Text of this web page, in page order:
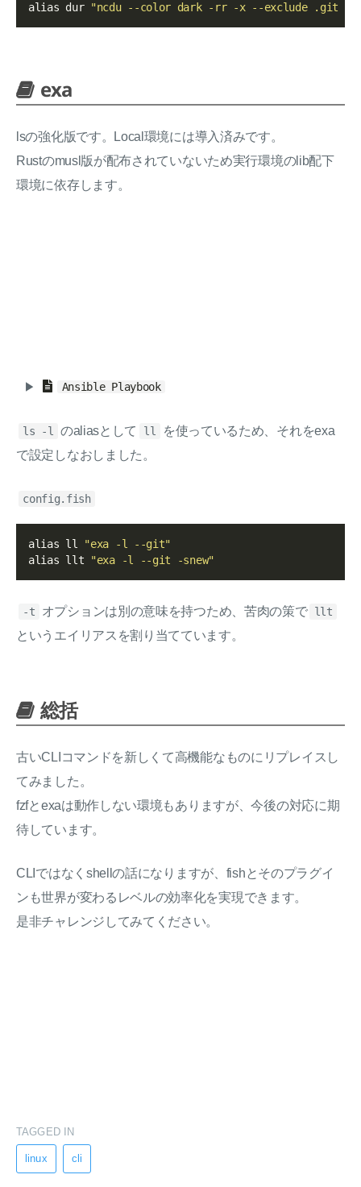
alias dur "ncdu --color dark -rr -x --exclude .git --
exa
lsの強化版です。Local環境には導入済みです。
Rustのmusl版が配布されていないため実行環境のlib配下
環境に依存します。
Ansible Playbook
ls -l のaliasとして ll
を使っているため、それをexa
で設定しなおしました。
config.fish
alias ll
"exa -l --git"
alias llt
"exa -l --git -snew"
-t オプションは別の意味を持つため、苦肉の策で llt
というエイリアスを割り当てています。
総括
古いCLIコマンドを新しくて高機能なものにリプレイスし
てみました。
fzfとexaは動作しない環境もありますが、今後の対応に期
待しています。
CLIではなくshellの話になりますが、fishとそのプラグイ
ンも世界が変わるレベルの効率化を実現できます。
是非チャレンジしてみてください。
TAGGED IN
linux cli